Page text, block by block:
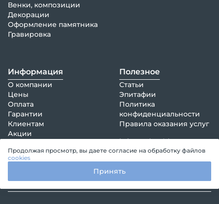
Венки, композиции
Декорации
Оформление памятника
Гравировка
Информация
О компании
Цены
Оплата
Гарантии
Клиентам
Акции
Контакты
Полезное
Статьи
Эпитафии
Политика
конфиденциальности
Правила оказания услуг
info@epitaphia.ru
+7 (495) 161-73-37
Продолжая просмотр, вы даете согласие на обработку файлов
cookies
Принять